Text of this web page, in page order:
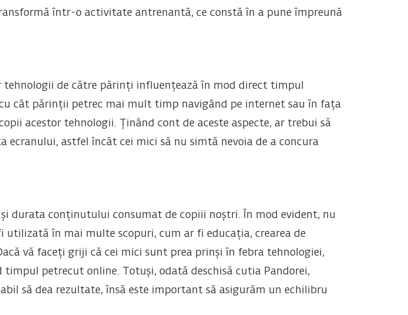
într-o activitate antrenantă, ce constă în a pune împreună
tehnologii de către părinți influențează în mod direct timpul
cât părinții petrec mai mult timp navigând pe internet sau în fața
acestor tehnologii. Ținând cont de aceste aspecte, ar trebui să
astfel încât cei mici să nu simtă nevoia de a concura
durata conținutului consumat de copiii noștri. În mod evident, nu
în mai multe scopuri, cum ar fi educația, crearea de
vă faceți griji că cei mici sunt prea prinși în febra tehnologiei,
timpul petrecut online. Totuși, odată deschisă cutia Pandorei,
să dea rezultate, însă este important să asigurăm un echilibru